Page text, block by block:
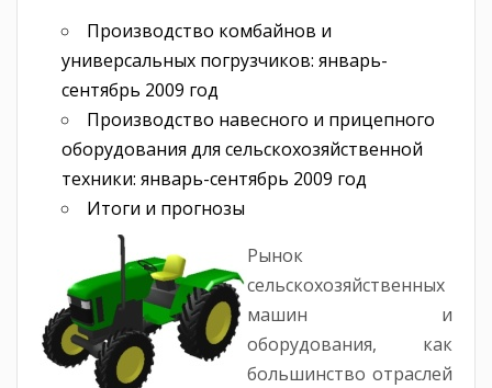
Производство комбайнов и
универсальных погрузчиков: январь-
сентябрь 2009 год
Производство навесного и прицепного
оборудования для сельскохозяйственной
техники: январь-сентябрь 2009 год
Итоги и прогнозы
Рынок
сельскохозяйственных
машин и
оборудования, как
большинство отраслей